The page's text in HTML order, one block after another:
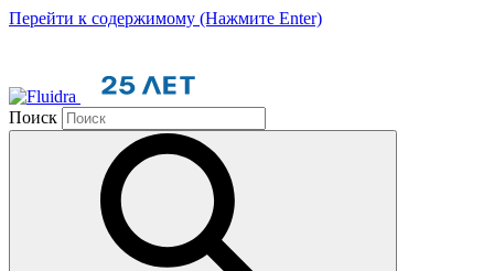
Перейти к содержимому (Нажмите Enter)
Поиск